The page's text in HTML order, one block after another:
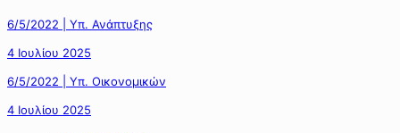
6/5/2022 | Υπ. Ανάπτυξης
4 Ιουλίου 2025
6/5/2022 | Υπ. Οικονομικών
4 Ιουλίου 2025